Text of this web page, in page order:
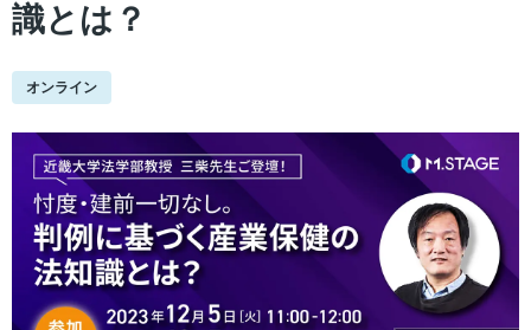
識とは？
オンライン